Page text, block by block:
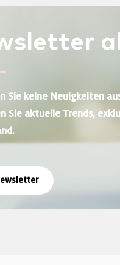
Sie keine Neuigkeiten
Sie aktuelle Trends,